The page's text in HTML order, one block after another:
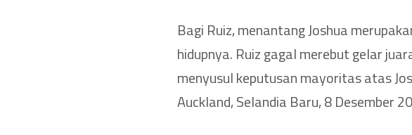
Bagi Ruiz, menantang Joshua
hidupnya. Ruiz gagal merebut gelar
menyusul keputusan mayoritas atas
Auckland, Selandia Baru, 8 Desember